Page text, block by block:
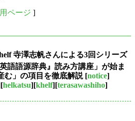
ページ ]
寺澤志帆さんによる3回シリーズ
語語源辞典』読み方講座」が始ま
む」の項目を徹底解説[notice]
helkatsu][khelf][terasawashiho]